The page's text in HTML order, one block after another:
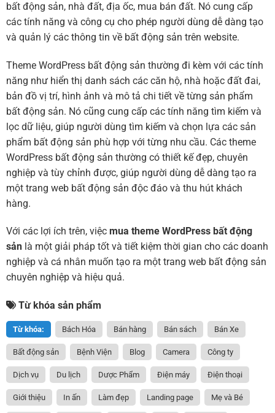
bất động sản, nhà đất, địa ốc, mua bán đất. Nó cung cấp
các tính năng và công cụ cho phép người dùng dễ dàng tạo
và quản lý các thông tin về bất động sản trên website.
Theme WordPress bất động sản thường đi kèm với các tính
năng như hiển thị danh sách các căn hộ, nhà hoặc đất đai,
bản đồ vị trí, hình ảnh và mô tả chi tiết về từng sản phẩm
bất động sản. Nó cũng cung cấp các tính năng tìm kiếm và
lọc dữ liệu, giúp người dùng tìm kiếm và chọn lựa các sản
phẩm bất động sản phù hợp với từng nhu cầu. Các theme
WordPress bất động sản thường có thiết kế đẹp, chuyên
nghiệp và tùy chỉnh được, giúp người dùng dễ dàng tạo ra
một trang web bất động sản độc đáo và thu hút khách
hàng.
Với các lợi ích trên, việc mua theme WordPress bất động
sản là một giải pháp tốt và tiết kiệm thời gian cho các doanh
nghiệp và cá nhân muốn tạo ra một trang web bất động sản
chuyên nghiệp và hiệu quả.
Từ khóa sản phẩm
Từ khóa: Bách Hóa Bán hàng Bán sách Bán Xe
Bất động sản Bệnh Viện Blog Camera Công ty
Dịch vụ Du lịch Dược Phẩm Điện máy Điện thoại
Giới thiệu In ấn Làm đẹp Landing page Mẹ và Bé